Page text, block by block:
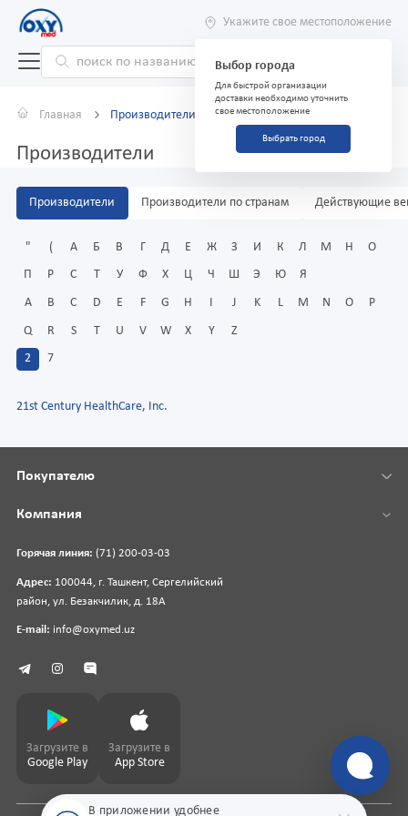
Укажите свое местоположение
Выбор города
Для быстрой организации
доставки необходимо уточнить
свое местоположение
Выбрать город
Главная Производители
Производители
Производители Производители по странам Действующие
" ( А Б В Г Д Е Ж З И К Л М Н О
П Р С Т У Ф Х Ц Ч Ш Э Ю Я
A B C D E F G H J K L M N O P
Q R S T U V W X Y Z
2 7
21st Century HealthCare, Inc.
В приложении удобнее
Горячая линия: (71) 200-03-03
Адрес: 100044, г. Ташкент, Сергелийский
район, ул. Безакчилик, д. 18А
E-mail: info@oxymed.uz
Покупателю
Компания
Загрузите в
Google Play
Загрузите в
App Store